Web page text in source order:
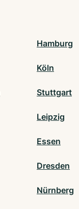
Hamburg
Köln
Stuttgart
Leipzig
Essen
Dresden
Nürnberg